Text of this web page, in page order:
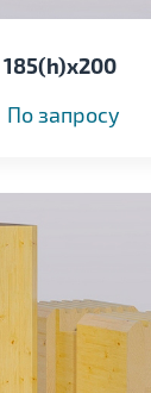
185(h)x200
По запросу